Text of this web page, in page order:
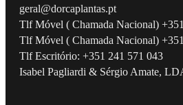
geral@dorcaplantas.pt
Tlf Móvel ( Chamada Nacional)
Tlf Móvel ( Chamada Nacional)
Tlf Escritório: +351 241 571 043
Isabel Pagliardi & Sérgio Amate,